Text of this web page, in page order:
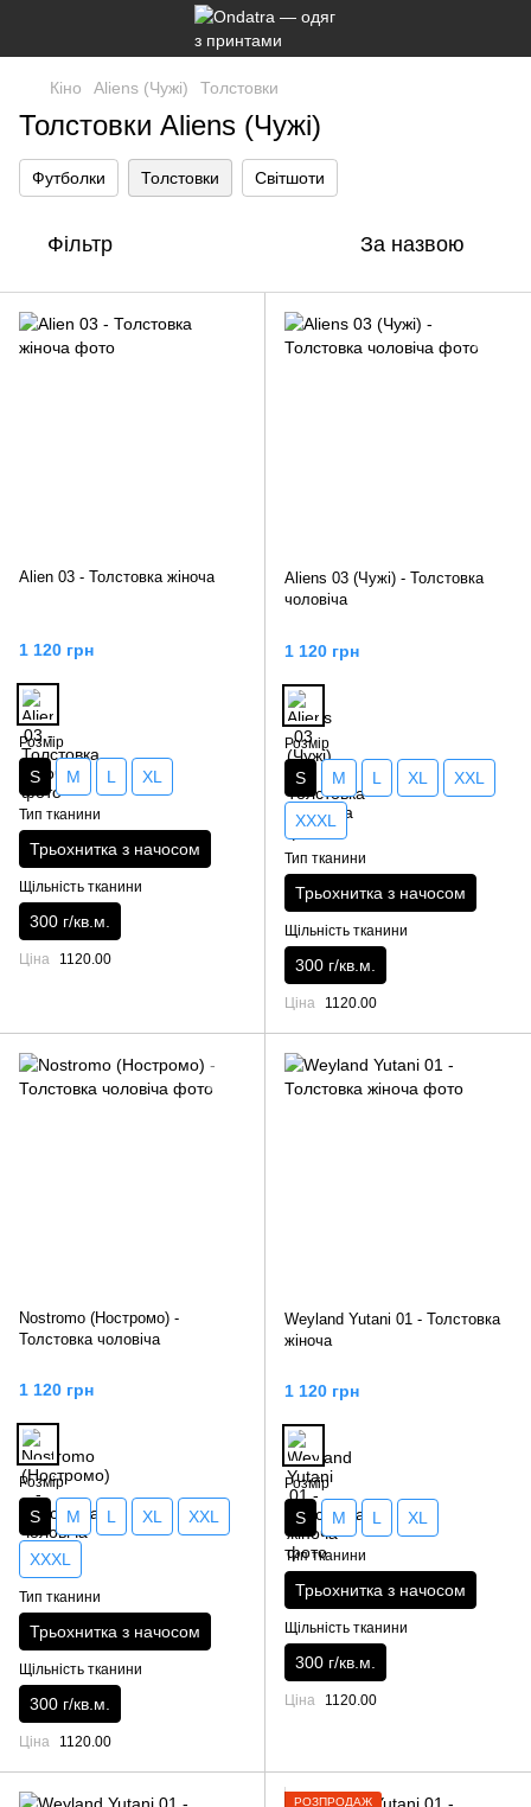
Кіно Aliens (Чужі) Толстовки
Толстовки Aliens (Чужі)
Футболки Толстовки Світшоти
Фільтр За назвою
Alien 03 - Толстовка жіноча
1 120 грн
Розмір
S M L XL
Тип тканини
Трьохнитка з начосом
Щільність тканини
300 г/кв.м.
Ціна 1120.00
Aliens 03 (Чужі) - Толстовка
чоловіча
1 120 грн
Розмір
S M L XL XXL
XXXL
Тип тканини
Трьохнитка з начосом
Щільність тканини
300 г/кв.м.
Ціна 1120.00
Nostromo (Ностромо) -
Толстовка чоловіча
1 120 грн
Розмір
S M L XL XXL
XXXL
Тип тканини
Трьохнитка з начосом
Щільність тканини
300 г/кв.м.
Ціна 1120.00
Weyland Yutani 01 - Толстовка
жіноча
1 120 грн
Розмір
S M L XL
Тип тканини
Трьохнитка з начосом
Щільність тканини
300 г/кв.м.
Ціна 1120.00
РОЗПРОДАЖ